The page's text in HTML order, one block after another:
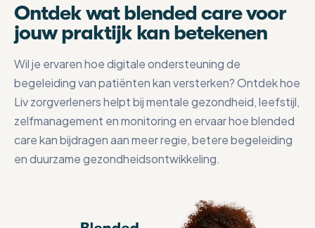
Ontdek wat blended care voor
jouw praktijk kan betekenen
Wil je ervaren hoe digitale ondersteuning de
begeleiding van patiënten kan versterken? Ontdek hoe
Liv zorgverleners helpt bij mentale gezondheid, leefstijl,
zelfmanagement en monitoring en ervaar hoe blended
care kan bijdragen aan meer regie, betere begeleiding
en duurzame gezondheidsontwikkeling.